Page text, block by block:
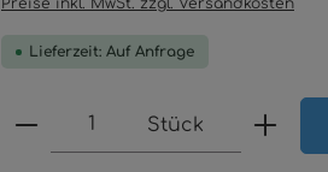
Preise inkl. MwSt. zzgl. Versandkosten
Lieferzeit: Auf Anfrage
Produkt Anzahl: Gib
Stück